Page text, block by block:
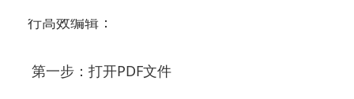
行高效编辑：
第一步：打开PDF文件